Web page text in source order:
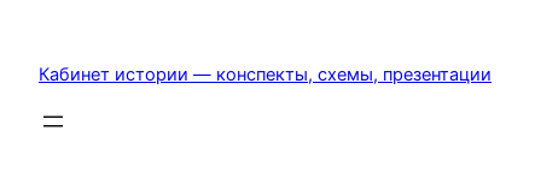
содержимому
Кабинет истории — конспекты, схемы, презентации